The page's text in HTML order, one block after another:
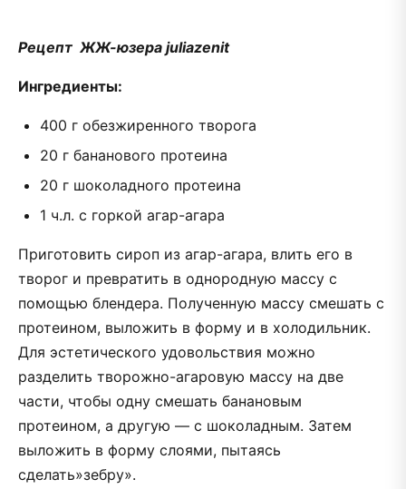
Рецепт ЖЖ-юзера juliazenit
Ингредиенты:
400 г обезжиренного творога
20 г бананового протеина
20 г шоколадного протеина
1 ч.л. с горкой агар-агара
Приготовить сироп из агар-агара, влить его в
творог и превратить в однородную массу с
помощью блендера. Полученную массу смешать с
протеином, выложить в форму и в холодильник.
Для эстетического удовольствия можно
разделить творожно-агаровую массу на две
части, чтобы одну смешать банановым
протеином, а другую — с шоколадным. Затем
выложить в форму слоями, пытаясь
сделать»зебру».